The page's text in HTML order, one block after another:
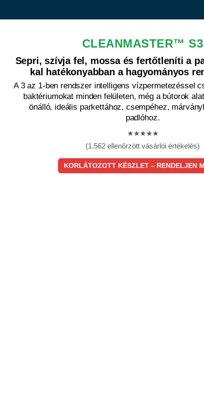
CLEANMASTER™ S3
Sepri, szívja fel, mossa és fertőtleníti a
kal hatékonyabban a hagyományos
A 3 az 1-ben rendszer intelligens vízpermetezéssel
baktériumokat minden felületen, még a bútorok
önálló, ideális parkettához, csempéhez,
padlóhoz.
★★★★★
(1.562 ellenőrzött vásárlói értékelés)
KORLÁTOZOTT KÉSZLET – RENDELJEN